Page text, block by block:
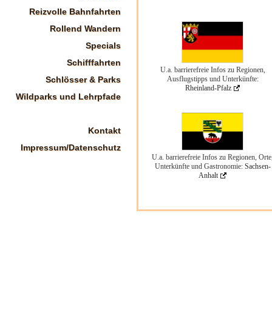
Reizvolle Bahnfahrten
Rollend Wandern
Specials
Schifffahrten
Schlösser & Parks
Wildparks und Lehrpfade
Kontakt
Impressum/Datenschutz
U.a. barrierefreie Infos zu Regionen,
Ausflugstipps und Unterkünfte:
Rheinland-Pfalz
U.a. barrierefreie Infos zu Regionen,
Unterkünfte und Gastronomie: Sachsen-
Anhalt